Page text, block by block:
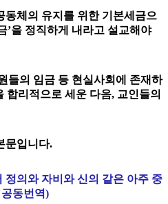
동체의 유지를 위한 기본세금으
’을 정직하게 내라고 설교해야
들의 임금 등 현실사회에 존재하
합리적으로 세운 다음, 교인들의
문입니다.
의와 자비와 신의 같은 아주 중
동번역)